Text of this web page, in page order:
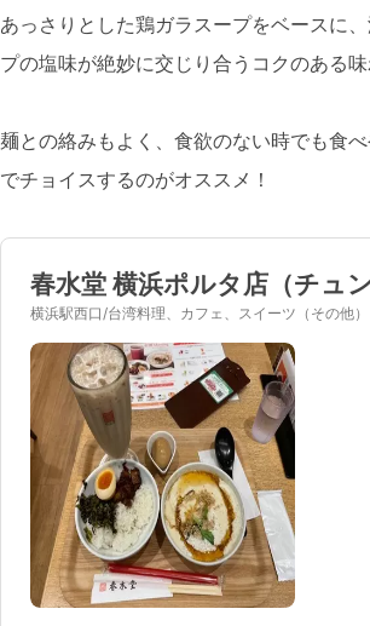
あっさりとした鶏ガラスープをベースに
プの塩味が絶妙に交じり合うコクのある
麺との絡みもよく、食欲のない時でも食
でチョイスするのがオススメ！
春水堂 横浜ポルタ店（チュ
横浜駅西口/台湾料理、カフェ、スイーツ（その他）